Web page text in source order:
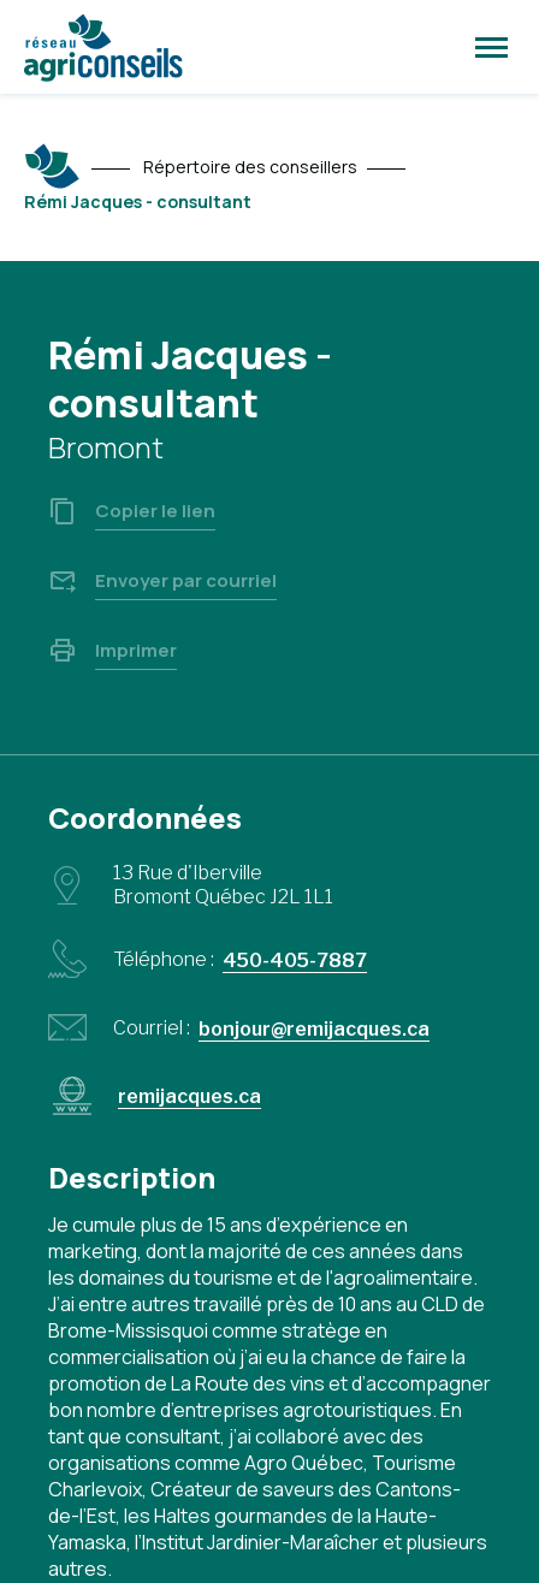
la
Répertoire des conseillers
Rémi Jacques - consultant
Rémi Jacques -
consultant
Bromont
Copier le lien
Envoyer par courriel
Imprimer
Coordonnées
13 Rue d'Iberville
Bromont Québec J2L 1L1
Téléphone : 450-405-7887
Courriel : bonjour@remijacques.ca
remijacques.ca
Description
Je cumule plus de 15 ans d’expérience en
marketing, dont la majorité de ces années dans
les domaines du tourisme et de l'agroalimentaire.
J’ai entre autres travaillé près de 10 ans au CLD de
Brome-Missisquoi comme stratège en
commercialisation où j’ai eu la chance de faire la
promotion de La Route des vins et d’accompagner
bon nombre d’entreprises agrotouristiques. En
tant que consultant, j’ai collaboré avec des
organisations comme Agro Québec, Tourisme
Charlevoix, Créateur de saveurs des Cantons-
de-l’Est, les Haltes gourmandes de la Haute-
Yamaska, l’Institut Jardinier-Maraîcher et plusieurs
autres.